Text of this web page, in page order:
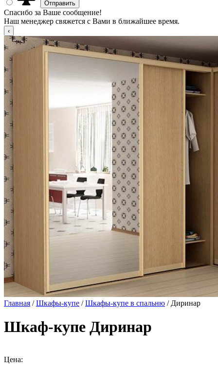
Спасибо за Ваше сообщение!
Наш менеджер свяжется с Вами в ближайшее время.
Главная /Шкафы-купе /Шкафы-купе в спальню / Диринар
Шкаф-купе Диринар
Цена: